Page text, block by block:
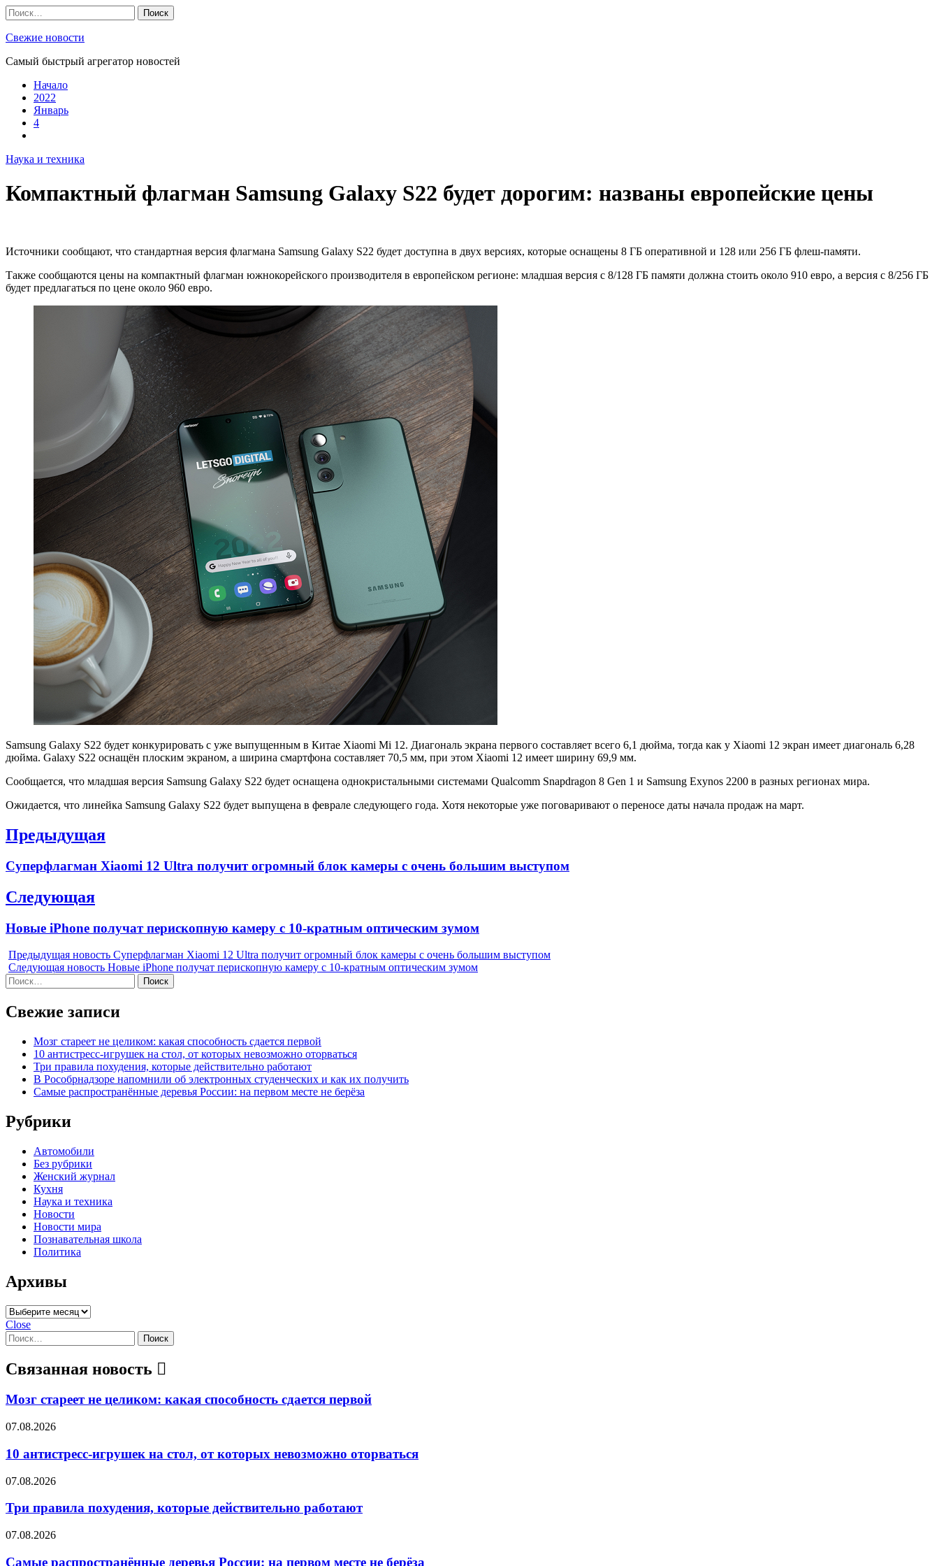
Skip
to
content
Найти:
Свежие новости
Самый быстрый агрегатор новостей
Начало
2022
Январь
4
Наука и техника
Компактный флагман Samsung Galaxy S22 будет дорогим: названы европейские цены
Источники сообщают, что стандартная версия флагмана Samsung Galaxy S22 будет доступна в двух версиях, которые оснащены 8 ГБ оперативной и 128 или 256 ГБ флеш-памяти.
Также сообщаются цены на компактный флагман южнокорейского производителя в европейском регионе: младшая версия с 8/128 ГБ памяти должна стоить около 910 евро, а версия с 8/256 ГБ
будет предлагаться по цене около 960 евро.
Samsung Galaxy S22 будет конкурировать с уже выпущенным в Китае Xiaomi Mi 12. Диагональ экрана первого составляет всего 6,1 дюйма, тогда как у Xiaomi 12 экран имеет диагональ 6,28
дюйма. Galaxy S22 оснащён плоским экраном, а ширина смартфона составляет 70,5 мм, при этом Xiaomi 12 имеет ширину 69,9 мм.
Сообщается, что младшая версия Samsung Galaxy S22 будет оснащена однокристальными системами Qualcomm Snapdragon 8 Gen 1 и Samsung Exynos 2200 в разных регионах мира.
Ожидается, что линейка Samsung Galaxy S22 будет выпущена в феврале следующего года. Хотя некоторые уже поговаривают о переносе даты начала продаж на март.
Навигация
записям
Предыдущая
Previous
post:
Суперфлагман Xiaomi 12 Ultra получит огромный блок камеры с очень большим выступом
Следующая
Next
Новые iPhone получат перископную камеру с 10-кратным оптическим зумом
Предыдущая новость Суперфлагман Xiaomi 12 Ultra получит огромный блок камеры с очень большим выступом
Следующая новость Новые iPhone получат перископную камеру с 10-кратным оптическим зумом
Найти:
Свежие записи
Мозг стареет не целиком: какая способность сдается первой
10 антистресс-игрушек на стол, от которых невозможно оторваться
Три правила похудения, которые действительно работают
В Рособрнадзоре напомнили об электронных студенческих и как их получить
Самые распространённые деревья России: на первом месте не берёза
Рубрики
Автомобили
Без рубрики
Женский журнал
Кухня
Наука и техника
Новости
Новости мира
Познавательная школа
Политика
Архивы
Архивы
Close
Найти:
Связанная новость
Мозг стареет не целиком: какая способность сдается первой
07.08.2026
10 антистресс-игрушек на стол, от которых невозможно оторваться
07.08.2026
Три правила похудения, которые действительно работают
07.08.2026
Самые распространённые деревья России: на первом месте не берёза